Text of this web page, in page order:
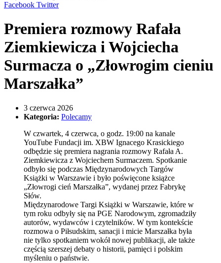
Facebook Twitter
Premiera rozmowy Rafała
Ziemkiewicza i Wojciecha
Surmacza o „Złowrogim cieniu
Marszałka”
3 czerwca 2026
Kategoria: Polecamy
W czwartek, 4 czerwca, o godz. 19:00 na kanale
YouTube Fundacji im. XBW Ignacego Krasickiego
odbędzie się premiera nagrania rozmowy Rafała A.
Ziemkiewicza z Wojciechem Surmaczem. Spotkanie
odbyło się podczas Międzynarodowych Targów
Książki w Warszawie i było poświęcone książce
„Złowrogi cień Marszałka”, wydanej przez Fabrykę
Słów.
Międzynarodowe Targi Książki w Warszawie, które w
tym roku odbyły się na PGE Narodowym, zgromadziły
autorów, wydawców i czytelników. W tym kontekście
rozmowa o Piłsudskim, sanacji i micie Marszałka była
nie tylko spotkaniem wokół nowej publikacji, ale także
częścią szerszej debaty o historii, pamięci i polskim
myśleniu o państwie.